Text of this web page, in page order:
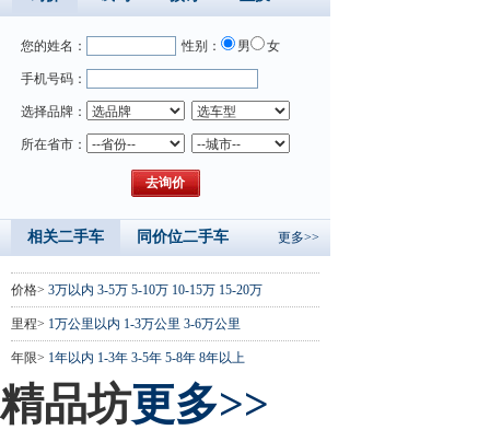
您的姓名： 性别： 男 女
手机号码：
选择品牌：
所在省市：
相关二手车 同价位二手车 更多>>
价格> 3万以内 3-5万 5-10万 10-15万 15-20万
里程> 1万公里以内 1-3万公里 3-6万公里
年限> 1年以内 1-3年 3-5年 5-8年 8年以上
精品坊更多>>